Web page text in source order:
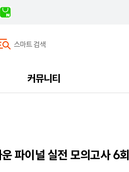
스마트 검색
커뮤니티
파이널 실전 모의고사 6회